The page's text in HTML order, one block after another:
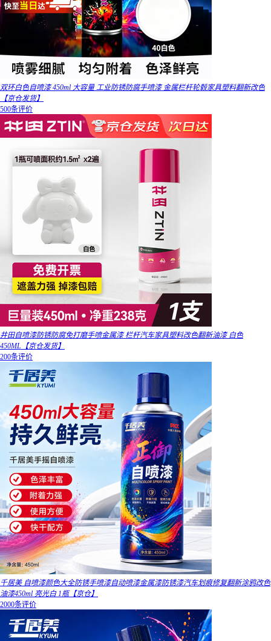
双环白色自喷漆 450ml 大容量 工业防锈防腐手喷漆 金属栏杆轮毂家具塑料翻新改色
【京仓发货】
500条评价
井田自喷漆防锈防腐免打磨手喷金属漆 栏杆汽车家具塑料改色翻新油漆 白色
450ML【京仓发货】
200条评价
千居美 自喷漆颜色大全防锈手喷漆自动喷漆金属漆防锈漆汽车划痕修复翻新涂鸦改色
油漆450ml 亮光白 1瓶【京仓】
2000条评价